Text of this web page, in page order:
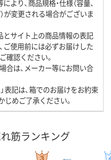
より、商品規格・仕様（容量、
が変更される場合がございま
とサイト上の商品情報の表記
ご使用前には必ずお届けした
確認ください。
合は、メーカー等にお問い合
表記は、箱でのお届けをお約束
めご了承ください。
筋ランキング